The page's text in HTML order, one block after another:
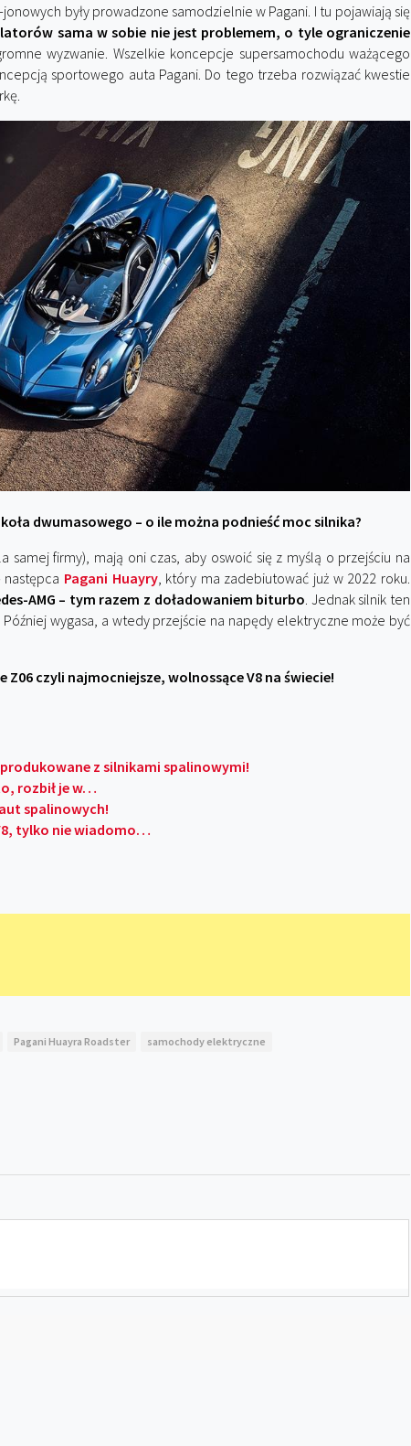
były prowadzone samodzielnie w Pagani. I tu pojawiają się
sama w sobie nie jest problemem, o tyle ograniczenie
wyzwanie. Wszelkie koncepcje supersamochodu ważącego
sportowego auta Pagani. Do tego trzeba rozwiązać kwestie
dwumasowego – o ile można podnieść moc silnika?
samej firmy), mają oni czas, aby oswoić się z myślą o przejściu na
Pagani Huayry, który ma zadebiutować już w 2022 roku.
AMG – tym razem z doładowaniem biturbo. Jednak silnik ten
wygasa, a wtedy przejście na napędy elektryczne może być
Z06 czyli najmocniejsze, wolnossące V8 na świecie!
z silnikami spalinowymi!
rozbił je w…
spalinowych!
tylko nie wiadomo…
Pagani Huayra Roadster
samochody elektryczne